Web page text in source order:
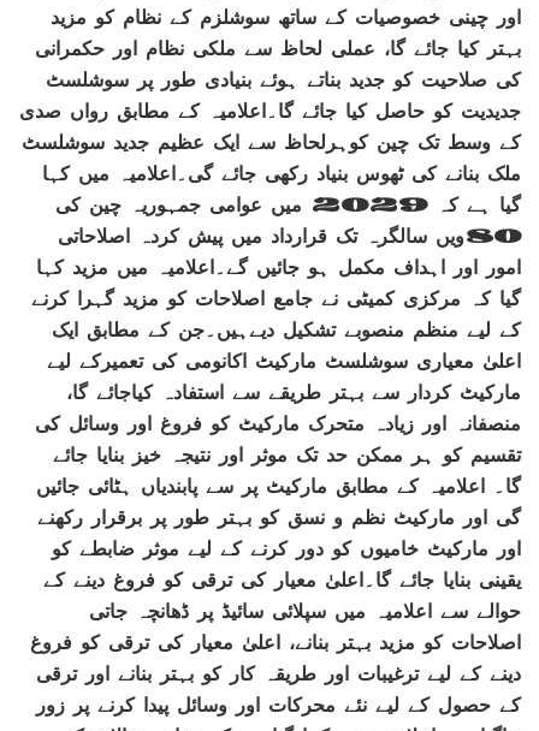
اور چینی خصوصیات کے ساتھ سوشلزم کے نظام کو مزید
بہتر کیا جائے گا، عملی لحاظ سے ملکی نظام اور حکمرانی
کی صلاحیت کو جدید بناتے ہوئے بنیادی طور پر سوشلسٹ
جدیدیت کو حاصل کیا جائے گا۔اعلامیہ کے مطابق رواں صدی
کے وسط تک چین کوہرلحاظ سے ایک عظیم جدید سوشلسٹ
ملک بنانے کی ٹھوس بنیاد رکھی جائے گی۔اعلامیہ میں کہا
گیا ہے کہ 2029 میں عوامی جمہوریہ چین کی
80ویں سالگرہ تک قرارداد میں پیش کردہ اصلاحاتی
امور اور اہداف مکمل ہو جائیں گے۔اعلامیہ میں مزید کہا
گیا کہ مرکزی کمیٹی نے جامع اصلاحات کو مزید گہرا کرنے
کے لیے منظم منصوبے تشکیل دیےہیں۔جن کے مطابق ایک
اعلیٰ معیاری سوشلسٹ مارکیٹ اکانومی کی تعمیرکے لیے
مارکیٹ کردار سے بہتر طریقے سے استفادہ کیاجائے گا،
منصفانہ اور زیادہ متحرک مارکیٹ کو فروغ اور وسائل کی
تقسیم کو ہر ممکن حد تک موثر اور نتیجہ خیز بنایا جائے
گا۔ اعلامیہ کے مطابق مارکیٹ پر سے پابندیاں ہٹائی جائیں
گی اور مارکیٹ نظم و نسق کو بہتر طور پر برقرار رکھنے
اور مارکیٹ خامیوں کو دور کرنے کے لیے موثر ضابطے کو
یقینی بنایا جائے گا۔اعلیٰ معیار کی ترقی کو فروغ دینے کے
حوالے سے اعلامیہ میں سپلائی سائیڈ پر ڈھانچہ جاتی
اصلاحات کو مزید بہتر بنانے، اعلیٰ معیار کی ترقی کو فروغ
دینے کے لیے ترغیبات اور طریقہ کار کو بہتر بنانے اور ترقی
کے حصول کے لیے نئے محرکات اور وسائل پیدا کرنے پر زور